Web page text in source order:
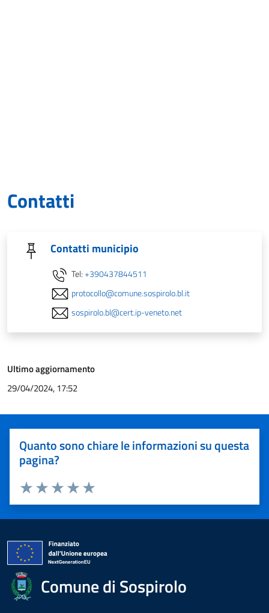
Contatti
Contatti municipio
Tel:+390437844511
protocollo@comune.sospirolo.bl.it
sospirolo.bl@cert.ip-veneto.net
Ultimo aggiornamento
29/04/2024, 17:52
Quanto sono chiare le informazioni su questa
pagina?
Valuta 5 stelle su 5
Valuta 4 stelle su 5
Valuta 3 stelle su 5
Valuta 2 stelle su 5
Valuta 1 stelle su 5
Comune di Sospirolo